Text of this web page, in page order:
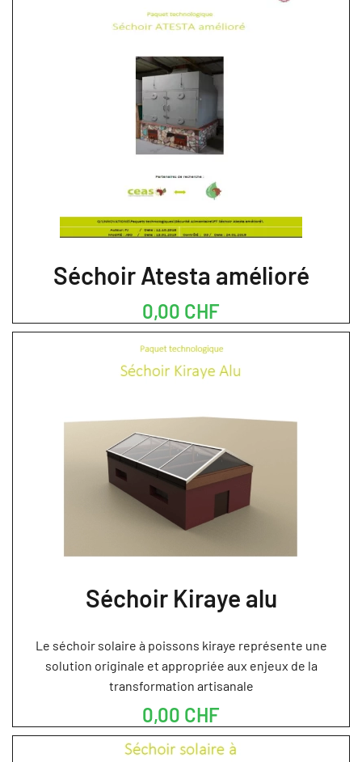
Séchoir Atesta amélioré
0,00 CHF
Séchoir Kiraye alu
Le séchoir solaire à poissons kiraye représente une
solution originale et appropriée aux enjeux de la
transformation artisanale
0,00 CHF